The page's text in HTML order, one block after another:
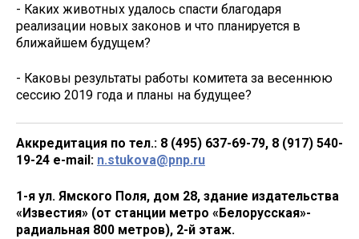
- Каких животных удалось спасти благодаря
реализации новых законов и что планируется в
ближайшем будущем?
- Каковы результаты работы комитета за весеннюю
сессию 2019 года и планы на будущее?
Аккредитация по тел.: 8 (495) 637-69-79, 8 (917) 540-
19-24 e-mail: n.stukova@pnp.ru
1-я ул. Ямского Поля, дом 28, здание издательства
«Известия» (от станции метро «Белорусская»-
радиальная 800 метров), 2-й этаж.